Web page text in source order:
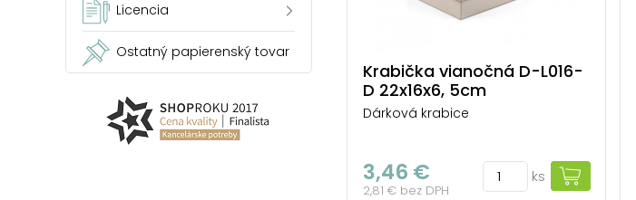
Licencia
Ostatný papierenský tovar
Krabička vianočná D-L016-
D 22x16x6, 5cm
Dárková krabice
3,46 €
2,81 € bez DPH
ks